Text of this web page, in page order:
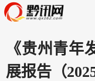
《贵州青
展报告（